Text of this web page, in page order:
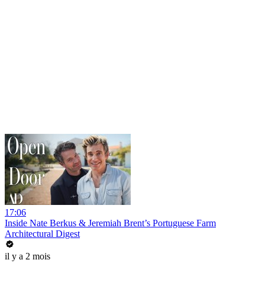
17:06
Inside Nate Berkus & Jeremiah Brent’s Portuguese Farm
Architectural Digest
il y a 2 mois